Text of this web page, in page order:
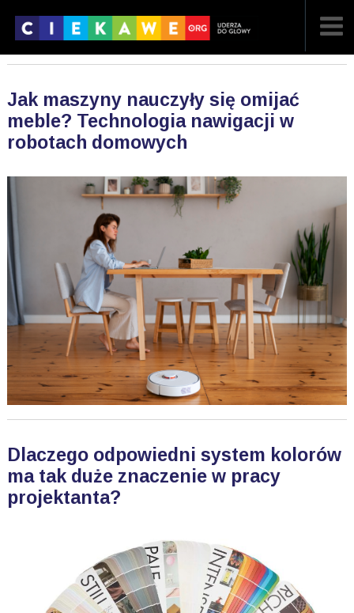
Jak maszyny nauczyły się omijać
meble? Technologia nawigacji w
robotach domowych
Dlaczego odpowiedni system kolorów
ma tak duże znaczenie w pracy
projektanta?
POPULARNE
LOSOWE
A ARTYKUŁY
FILMY
G GALERIA
KONTAKT